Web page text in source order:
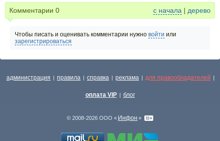
Комментарии 0 с начала | дерево
Чтобы писать и оценивать комментарии нужно войти или
зарегистрироваться
администрация | правила | справка | реклама | для правообладателей |
оплата VIP | блог
© 2008-2026 ООО « Инфон »